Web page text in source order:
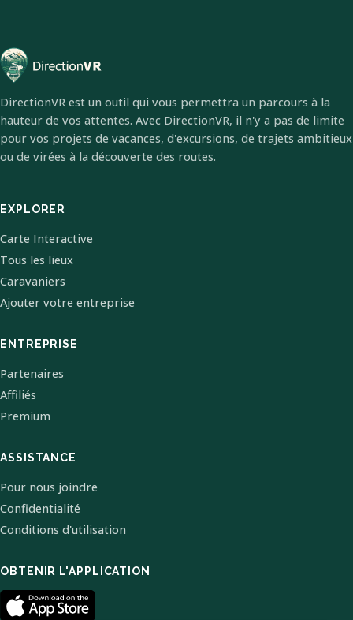
DirectionVR est un outil qui vous permettra un parcours à la
hauteur de vos attentes. Avec DirectionVR, il n'y a pas de limite
pour vos projets de vacances, d'excursions, de trajets ambitieux
ou de virées à la découverte des routes.
EXPLORER
Carte Interactive
Tous les lieux
Caravaniers
Ajouter votre entreprise
ENTREPRISE
Partenaires
Affiliés
Premium
ASSISTANCE
Pour nous joindre
Confidentialité
Conditions d'utilisation
OBTENIR L'APPLICATION